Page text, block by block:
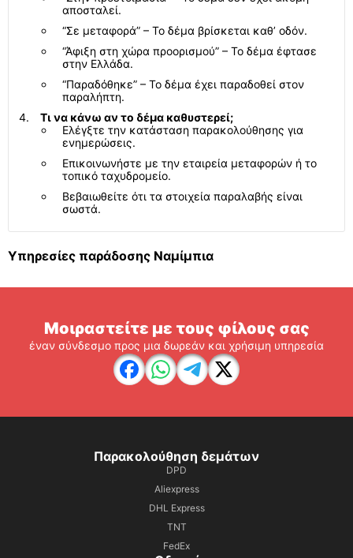
αποσταλεί.
“Σε μεταφορά” – Το δέμα βρίσκεται καθ’ οδόν.
“Άφιξη στη χώρα προορισμού” – Το δέμα έφτασε
στην Ελλάδα.
“Παραδόθηκε” – Το δέμα έχει παραδοθεί στον
παραλήπτη.
Τι να κάνω αν το δέμα καθυστερεί;
Ελέγξτε την κατάσταση παρακολούθησης για
ενημερώσεις.
Επικοινωνήστε με την εταιρεία μεταφορών ή το
τοπικό ταχυδρομείο.
Βεβαιωθείτε ότι τα στοιχεία παραλαβής είναι
σωστά.
Υπηρεσίες παράδοσης Ναμίμπια
Μοιραστείτε με τους φίλους σας
έναν σύνδεσμο προς μια δωρεάν και χρήσιμη υπηρεσία
Παρακολούθηση δεμάτων
DPD
Aliexpress
DHL Express
TNT
FedEx